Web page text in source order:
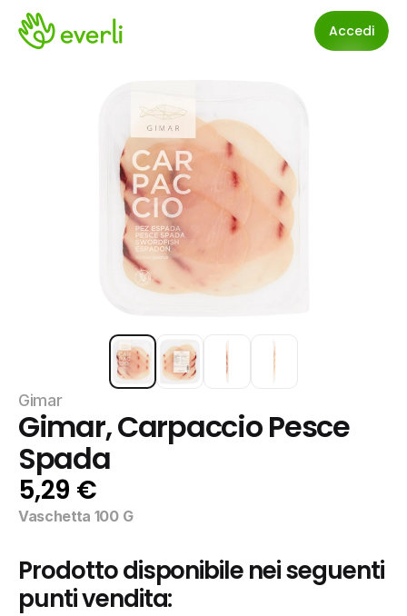
Accedi
Gimar
Gimar, Carpaccio Pesce
Spada
5,29 €
Vaschetta 100 G
Prodotto disponibile nei seguenti
punti vendita: